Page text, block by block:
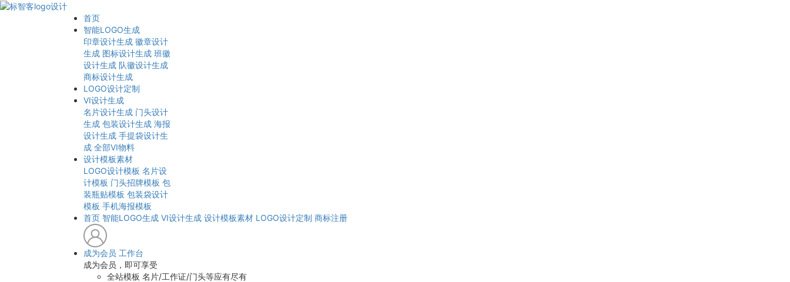
首页
智能LOGO生成
印章设计生成 徽章设计
生成 图标设计生成 班徽
设计生成 队徽设计生成
商标设计生成
LOGO设计定制
VI设计生成
名片设计生成 门头设计
生成 包装设计生成 海报
设计生成 手提袋设计生
成 全部VI物料
设计模板素材
LOGO设计模板 名片设
计模板 门头招牌模板 包
装瓶贴模板 包装袋设计
模板 手机海报模板
首页 智能LOGO生成 VI设计生成 设计模板素材 LOGO设计定制 商标注册
成为会员 工作台
成为会员，即可享受
全站模板 名片/工作证/门头等应有尽有